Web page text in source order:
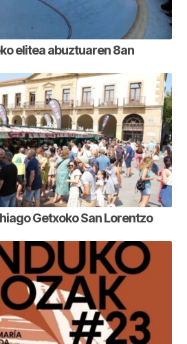
elitea abuztuaren 8an
Getxoko San Lorentzo